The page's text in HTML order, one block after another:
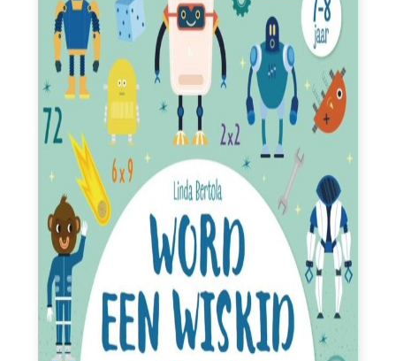
Aanmelden
We gebruiken je gegevens om contact op te nemen, in
overeenstemming met ons
privacybeleid.